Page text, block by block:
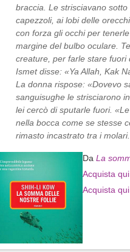
braccia. Le strisciavano
capezzoli, ai lobi delle
con forza gli occhi per
margine del bulbo oculare.
creature, per farle stare fuori
Ismet disse: «Ya Allah, Kak
La donna rispose: «Dovevo
sanguisughe le strisciarono
lei cercò di sputarle fuori.
nella bocca come se stesse
rimasto incastrato tra i molari.
Da La
Acquista
Acquista qui